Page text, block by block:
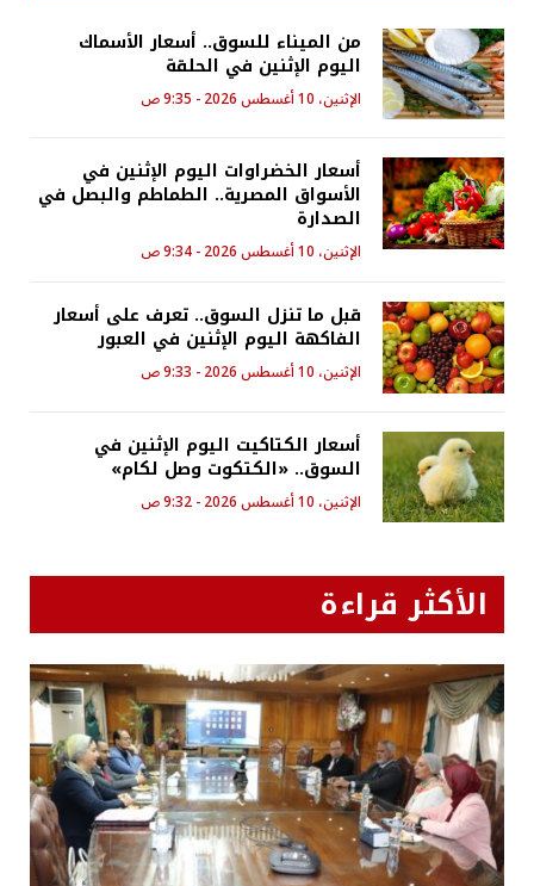
من الميناء للسوق.. أسعار الأسماك
اليوم الإثنين في الحلقة
الإثنين، 10 أغسطس 2026 - 9:35 ص
أسعار الخضراوات اليوم الإثنين في
الأسواق المصرية.. الطماطم والبصل في
الصدارة
الإثنين، 10 أغسطس 2026 - 9:34 ص
قبل ما تنزل السوق.. تعرف على أسعار
الفاكهة اليوم الإثنين في العبور
الإثنين، 10 أغسطس 2026 - 9:33 ص
أسعار الكتاكيت اليوم الإثنين في
السوق.. «الكتكوت وصل لكام»
الإثنين، 10 أغسطس 2026 - 9:32 ص
الأكثر قراءة